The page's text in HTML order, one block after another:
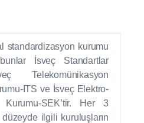
standardizasyon kurumu
İsveç Standartlar
Telekomünikasyon
ITS ve İsveç Elektro-
Kurumu-SEK’tir. Her 3
ilgili kuruluşların